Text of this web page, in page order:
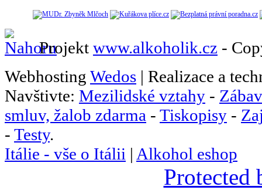
Projekt www.alkoholik.cz -
Webhosting Wedos | Realizace a
Navštivte: Mezilidské vztahy -
smluv, žalob zdarma - Tiskopisy -
- Testy.
Itálie - vše o Itálii | Alkohol eshop
Protected